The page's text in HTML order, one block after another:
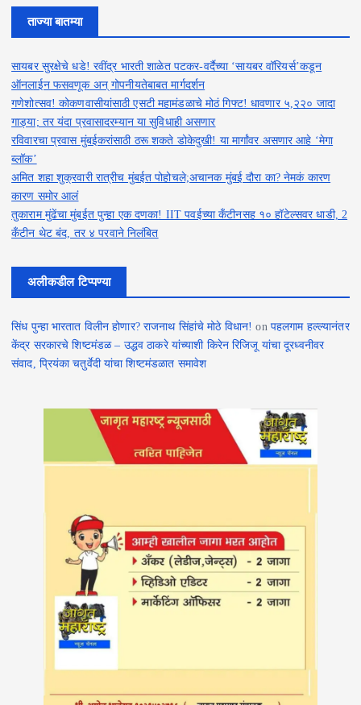
ताज्या बातम्या
सायबर सुरक्षेचे धडे! रवींद्र भारती शाळेत पटकर-वर्दैच्या ‘सायबर वॉरियर्स’कडून
ऑनलाईन फसवणूक अन् गोपनीयतेबाबत मार्गदर्शन
गणेशोत्सव! कोकणवासीयांसाठी एसटी महामंडळाचे मोठं गिफ्ट! धावणार ५,२२० जादा
गाड्या; तर यंदा प्रवासादरम्यान या सुविधाही असणार
रविवारचा प्रवास मुंबईकरांसाठी ठरू शकते डोकेदुखी! या मार्गांवर असणार आहे ‘मेगा
ब्लॉक’
अमित शहा शुक्रवारी रात्रीच मुंबईत पोहोचले;अचानक मुंबई दौरा का? नेमकं कारण
कारण समोर आलं
तुकाराम मुंढेंचा मुंबईत पुन्हा एक दणका! IIT पवईच्या कँटीनसह १० हॉटेल्सवर धाडी, 2
कँटीन थेट बंद, तर ४ परवाने निलंबित
अलीकडील टिप्पण्या
सिंध पुन्हा भारतात विलीन होणार? राजनाथ सिंहांचे मोठे विधान! on पहलगाम हल्ल्यानंतर
केंद्र सरकारचे शिष्टमंडळ – उद्धव ठाकरे यांच्याशी किरेन रिजिजू यांचा दूरध्वनीवर
संवाद, प्रियंका चतुर्वेदी यांचा शिष्टमंडळात समावेश